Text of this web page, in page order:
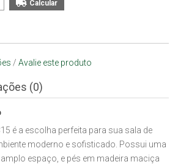
/ Avalie este produto
(0)
é a escolha perfeita para sua sala de
moderno e sofisticado. Possui uma
espaço, e pés em madeira maciça